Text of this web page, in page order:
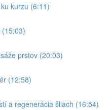
kurzu (6:11)
prstov (20:03)
(12:58)
a regenerácia šliach (16:54)